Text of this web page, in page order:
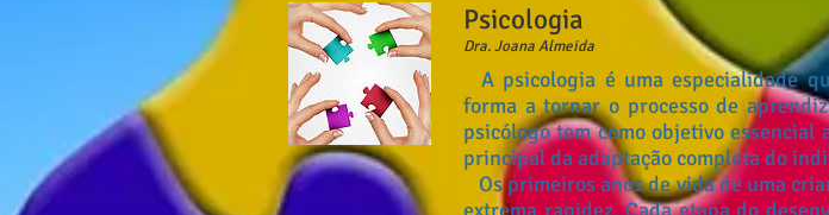
Psicologia
Dra. Joana Almeida
A psicologia é uma especialidade
forma a tornar o processo de
psicólogo tem como objetivo
principal da adaptação completa do
Os primeiros anos de vida de uma